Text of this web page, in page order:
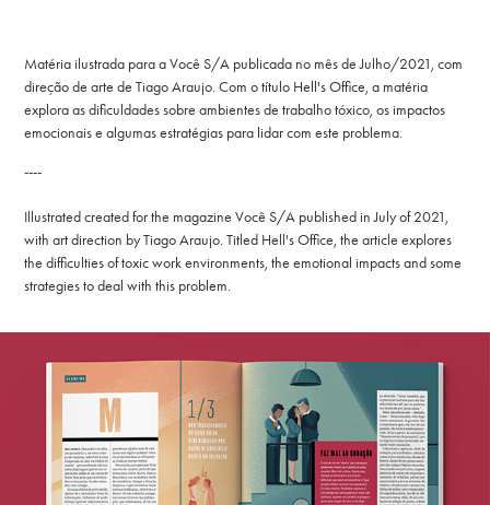
Matéria ilustrada para a Você S/A publicada no mês de Julho/2021, com
direção de arte de Tiago Araujo. Com o título Hell's Office, a matéria
explora as dificuldades sobre ambientes de trabalho tóxico, os impactos
emocionais e algumas estratégias para lidar com este problema.
----
Illustrated created for the magazine Você S/A published in July of 2021,
with art direction by Tiago Araujo. Titled Hell's Office, the article explores
the difficulties of toxic work environments, the emotional impacts and some
strategies to deal with this problem.